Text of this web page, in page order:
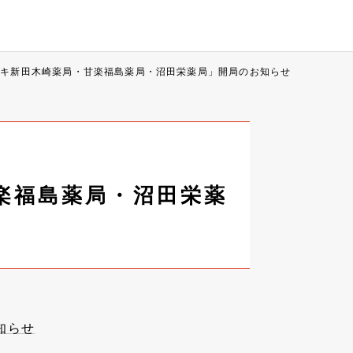
新田木崎薬局・甘楽福島薬局・沼田栄薬局」開局のお知らせ
福島薬局・沼田栄薬
らせ